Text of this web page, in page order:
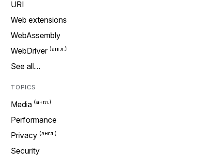
URI
Web extensions
WebAssembly
WebDriver
See all…
TOPICS
Media
Performance
Privacy
Security